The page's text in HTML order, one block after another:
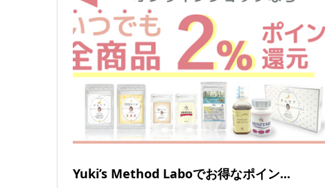
Yuki’s Method Laboでお得なポイン...